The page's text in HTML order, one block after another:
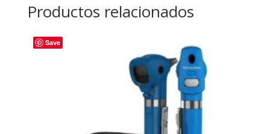
Productos relacionados
Save